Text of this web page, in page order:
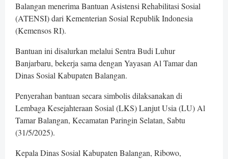
Balangan menerima Bantuan Asistensi Rehabilitasi Sosial
(ATENSI) dari Kementerian Sosial Republik Indonesia
(Kemensos RI).
Bantuan ini disalurkan melalui Sentra Budi Luhur
Banjarbaru, bekerja sama dengan Yayasan Al Tamar dan
Dinas Sosial Kabupaten Balangan.
Penyerahan bantuan secara simbolis dilaksanakan di
Lembaga Kesejahteraan Sosial (LKS) Lanjut Usia (LU) Al
Tamar Balangan, Kecamatan Paringin Selatan, Sabtu
(31/5/2025).
Kepala Dinas Sosial Kabupaten Balangan, Ribowo,